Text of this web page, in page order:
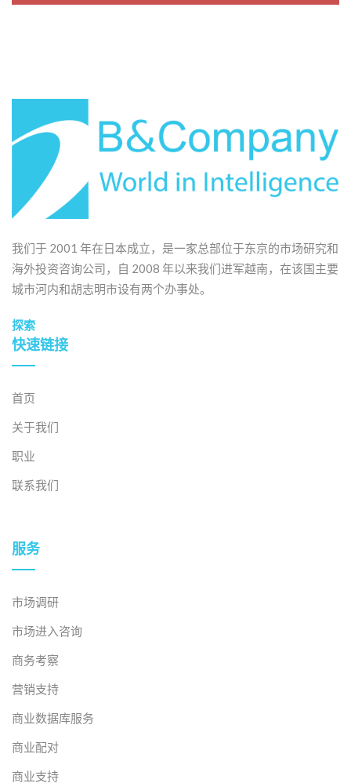
我们于 2001 年在日本成立，是一家总部位于东京的市场研究和
海外投资咨询公司，自 2008 年以来我们进军越南，在该国主要
城市河内和胡志明市设有两个办事处。
探索
快速链接
首页
关于我们
职业
联系我们
服务
市场调研
市场进入咨询
商务考察
营销支持
商业数据库服务
商业配对
商业支持